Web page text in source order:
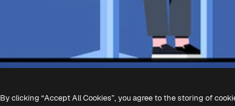
By clicking “Accept All Cookies”, you agree to the storing of